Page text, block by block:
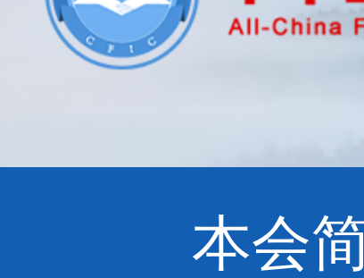
本会